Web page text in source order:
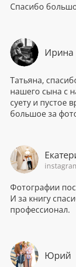
Спасибо
Ирина
Татьяна,
нашего сына с
суету и пустое
большое за
Фотографии
И за книгу
профессионал.
Юрий